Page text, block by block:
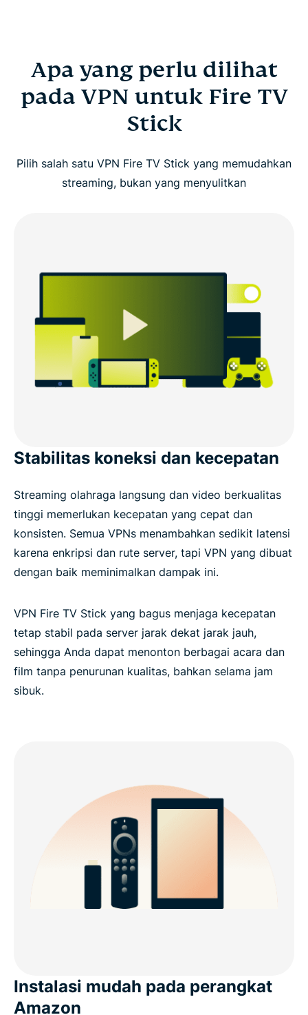
Apa yang perlu dilihat
pada VPN untuk Fire TV
Stick
Pilih salah satu VPN Fire TV Stick yang memudahkan
streaming, bukan yang menyulitkan
Stabilitas koneksi dan kecepatan
Streaming olahraga langsung dan video berkualitas
tinggi memerlukan kecepatan yang cepat dan
konsisten. Semua VPNs menambahkan sedikit latensi
karena enkripsi dan rute server, tapi VPN yang dibuat
dengan baik meminimalkan dampak ini.
VPN Fire TV Stick yang bagus menjaga kecepatan
tetap stabil pada server jarak dekat jarak jauh,
sehingga Anda dapat menonton berbagai acara dan
film tanpa penurunan kualitas, bahkan selama jam
sibuk.
Instalasi mudah pada perangkat
Amazon